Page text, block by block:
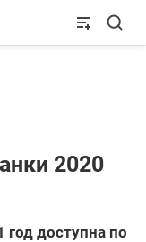
2020
доступна по